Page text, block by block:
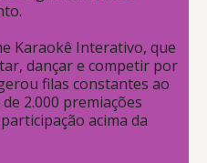
Karaokê Interativo, que
dançar e competir por
filas constantes ao
2.000 premiações
acima da